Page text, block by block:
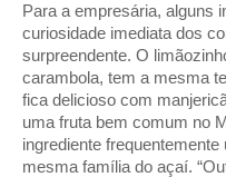
Para a empresária, alguns
curiosidade imediata dos
surpreendente. O
carambola, tem a mesma
fica delicioso com
uma fruta bem comum no
ingrediente
mesma família do açaí.